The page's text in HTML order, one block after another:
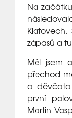
Na
Klatovech.
zápasů a
Měl jsem
přechod
a děvčata
první
Martin